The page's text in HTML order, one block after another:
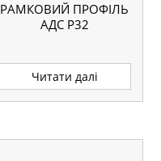
РАМКОВИЙ ПРОФІЛЬ
АДС P32
Читати далі